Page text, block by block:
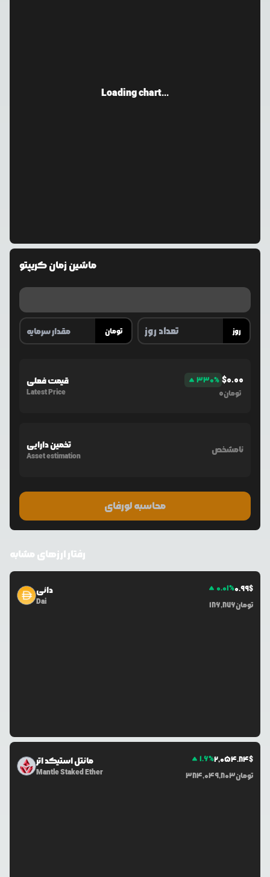
Loading chart...
ماشین زمان کریپتو
تومان روز
قیمت فعلی
Latest Price
330% $0.00
0تومان
تخمین دارایی
Asset estimation
نامشخص
محاسبه لورفای
رفتار ارزهای مشابه
دائی
Dai
0.01%0.99$
186,876تومان
مانتل استیکد اتر
Mantle Staked Ether
1.6%2,054.84$
384,049,803تومان